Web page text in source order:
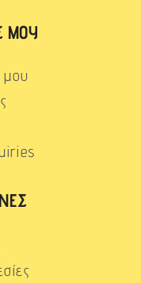
ΜΟΥ